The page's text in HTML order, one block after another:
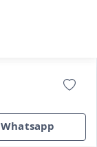
Whatsapp